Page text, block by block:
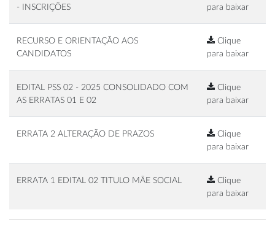
- INSCRIÇÕES
para baixar
RECURSO E ORIENTAÇÃO AOS
CANDIDATOS
Clique
para baixar
EDITAL PSS 02 - 2025 CONSOLIDADO COM
AS ERRATAS 01 E 02
Clique
para baixar
ERRATA 2 ALTERAÇÃO DE PRAZOS
Clique
para baixar
ERRATA 1 EDITAL 02 TITULO MÃE SOCIAL
Clique
para baixar